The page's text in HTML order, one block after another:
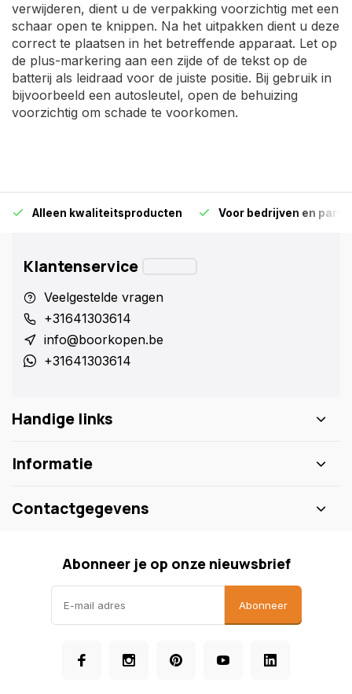
verwijderen, dient u de verpakking voorzichtig met een
schaar open te knippen. Na het uitpakken dient u deze
correct te plaatsen in het betreffende apparaat. Let op
de plus-markering aan een zijde of de tekst op de
batterij als leidraad voor de juiste positie. Bij gebruik in
bijvoorbeeld een autosleutel, open de behuizing
voorzichtig om schade te voorkomen.
Alleen kwaliteitsproducten Voor bedrijven en
Klantenservice
Veelgestelde vragen
+31641303614
info@boorkopen.be
+31641303614
Handige links
Informatie
Contactgegevens
Abonneer je op onze nieuwsbrief
Abonneer